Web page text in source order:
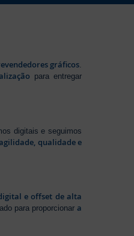
gráficos.
para entregar
digitais e seguimos
qualidade e
e offset de alta
para proporcionar a